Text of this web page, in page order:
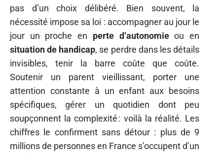
pas d’un choix délibéré. Bien souvent, la
nécessité impose sa loi : accompagner au jour le
jour un proche en perte d’autonomieou en
situation de handicap, se perdre dans les détails
invisibles, tenir la barre coûte que coûte.
Soutenir un parent vieillissant, porter une
attention constante à un enfant aux besoins
spécifiques, gérer un quotidien dont peu
soupçonnent la complexité : voilà la réalité. Les
chiffres le confirment sans détour : plus de 9
millions de personnes en France s’occupent d’un